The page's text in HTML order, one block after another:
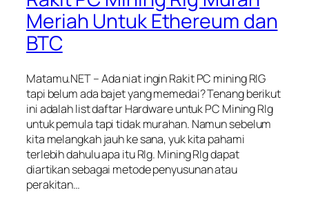
Meriah Untuk Ethereum dan
BTC
Matamu.NET – Ada niat ingin Rakit PC mining RIG
tapi belum ada bajet yang memedai? Tenang berikut
ini adalah list daftar Hardware untuk PC Mining RIg
untuk pemula tapi tidak murahan. Namun sebelum
kita melangkah jauh ke sana, yuk kita pahami
terlebih dahulu apa itu RIg. Mining RIg dapat
diartikan sebagai metode penyusunan atau
perakitan…